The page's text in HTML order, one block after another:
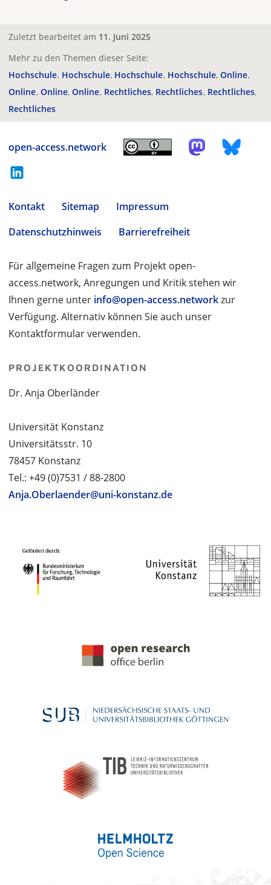
Zuletzt bearbeitet am 11. Juni 2025
Mehr zu den Themen dieser Seite:
Hochschule Hochschule Hochschule Hochschule Online
Online Online Online Rechtliches Rechtliches Rechtliches
Rechtliches
open-access.network
Kontakt Sitemap
Impressum
Datenschutzhinweis
Barrierefreiheit
Für allgemeine Fragen zum Projekt open-
access.network, Anregungen und Kritik stehen wir
Ihnen gerne unter info@open-access.networkzur
Verfügung. Alternativ können Sie auch unser
Kontaktformular verwenden.
PROJEKTKOORDINATION
Dr. Anja Oberländer
Universität Konstanz
Universitätsstr. 10
78457 Konstanz
Tel.: +49 (0)7531 / 88-2800
Anja.Oberlaender@uni-konstanz.de